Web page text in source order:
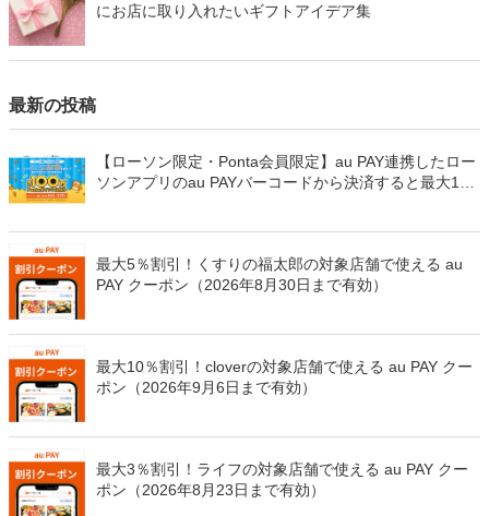
にお店に取り入れたいギフトアイデア集
最新の投稿
【ローソン限定・Ponta会員限定】au PAY連携したロー
ソンアプリのau PAYバーコードから決済すると最大100
最大5％割引！くすりの福太郎の対象店舗で使える au
PAY クーポン（2026年8月30日まで有効）
最大10％割引！cloverの対象店舗で使える au PAY クー
ポン（2026年9月6日まで有効）
最大3％割引！ライフの対象店舗で使える au PAY クー
ポン（2026年8月23日まで有効）